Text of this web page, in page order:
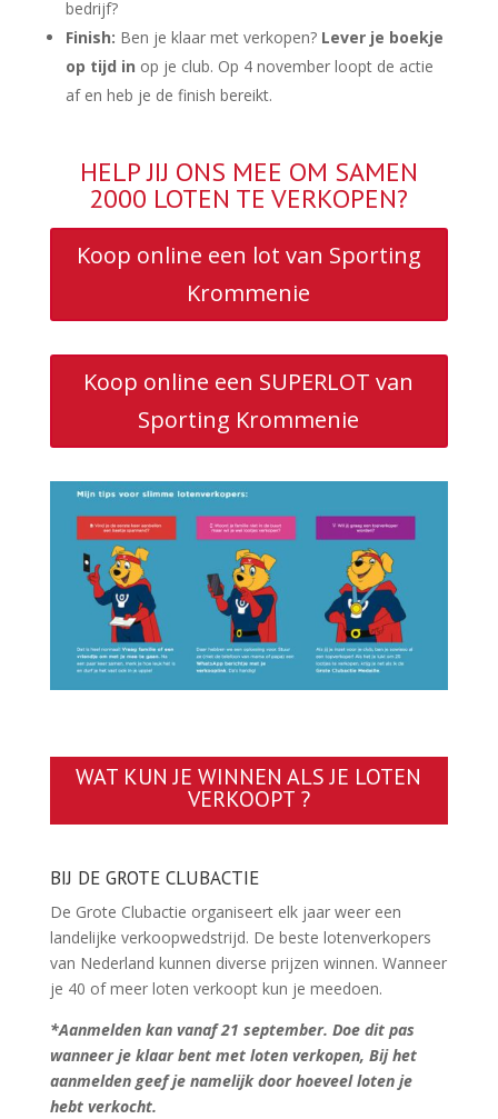
bedrijf?
Finish: Ben je klaar met verkopen? Lever je boekje
op tijd in op je club. Op 4 november loopt de actie
af en heb je de finish bereikt.
HELP JIJ ONS MEE OM SAMEN
2000 LOTEN TE VERKOPEN?
Koop online een lot van Sporting
Krommenie
Koop online een SUPERLOT van
Sporting Krommenie
WAT KUN JE WINNEN ALS JE LOTEN
VERKOOPT ?
BIJ DE GROTE CLUBACTIE
De Grote Clubactie organiseert elk jaar weer een
landelijke verkoopwedstrijd. De beste lotenverkopers
van Nederland kunnen diverse prijzen winnen. Wanneer
je 40 of meer loten verkoopt kun je meedoen.
*Aanmelden kan vanaf 21 september. Doe dit pas
wanneer je klaar bent met loten verkopen, Bij het
aanmelden geef je namelijk door hoeveel loten je
hebt verkocht.